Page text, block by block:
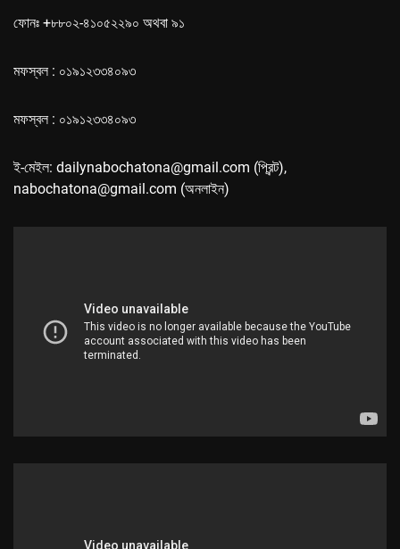
ফোনঃ +৮৮০২-৪১০৫২২৯০ অথবা ৯১
মফস্বল : ০১৯১২৩৩৪০৯৩
মফস্বল : ০১৯১২৩৩৪০৯৩
ই-মেইল: dailynabochatona@gmail.com (প্রিন্ট),
nabochatona@gmail.com (অনলাইন)